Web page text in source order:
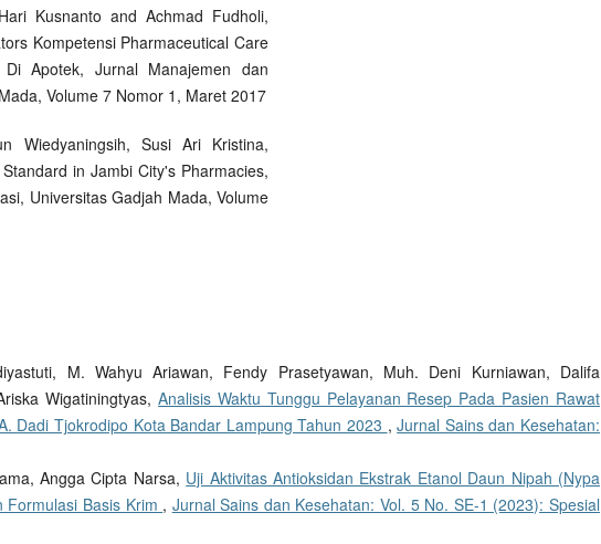
Kusnanto and Achmad Fudholi,
Kompetensi Pharmaceutical Care
Apotek, Jurnal Manajemen dan
Volume 7 Nomor 1, Maret 2017
Wiedyaningsih, Susi Ari Kristina,
in Jambi City's Pharmacies,
Universitas Gadjah Mada, Volume
M. Wahyu Ariawan, Fendy Prasetyawan, Muh. Deni Kurniawan, Dalifa
Wigatiningtyas,Analisis Waktu Tunggu Pelayanan Resep Pada Pasien Rawat
Dadi Tjokrodipo Kota Bandar Lampung Tahun 2023 ,Jurnal Sains dan Kesehatan:
Angga Cipta Narsa, Uji Aktivitas Antioksidan Ekstrak Etanol Daun Nipah (Nypa
Basis Krim , Jurnal Sains dan Kesehatan: Vol. 5 No. SE-1 (2023): Spesial